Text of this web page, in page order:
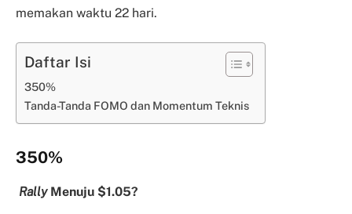
memakan waktu 22 hari.
Daftar Isi
350%
Tanda-Tanda FOMO dan Momentum Teknis
350%
Rally Menuju $1.05?